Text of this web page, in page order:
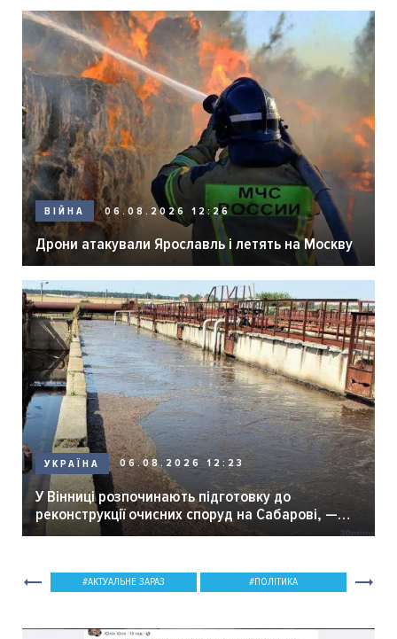
ВІЙНА 06.08.2026 12:26
Дрони атакували Ярославль і летять на Москву
УКРАЇНА 06.08.2026 12:23
У Вінниці розпочинають підготовку до
реконструкції очисних споруд на Сабарові, —
мер Вінниці.
АКТУАЛЬНЕ ЗАРАЗ ПОЛІТИКА